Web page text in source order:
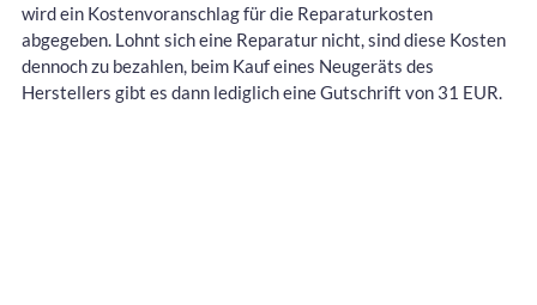
wird ein Kostenvoranschlag für die Reparaturkosten
abgegeben. Lohnt sich eine Reparatur nicht, sind diese Kosten
dennoch zu bezahlen, beim Kauf eines Neugeräts des
Herstellers gibt es dann lediglich eine Gutschrift von 31 EUR.